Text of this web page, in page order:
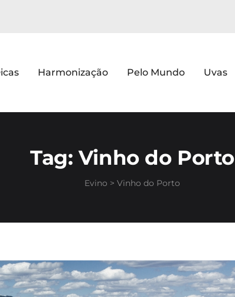
Harmonização Pelo Mundo Uvas
Tag:Vinho do Porto
Evino > Vinho do Porto